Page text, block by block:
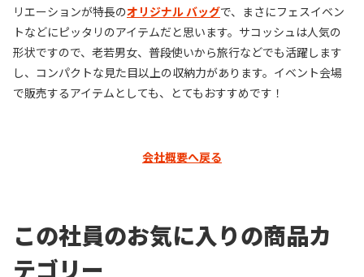
リエーションが特長のオリジナル バッグで、まさにフェスイベン
トなどにピッタリのアイテムだと思います。サコッシュは人気の
形状ですので、老若男女、普段使いから旅行などでも活躍します
し、コンパクトな見た目以上の収納力があります。イベント会場
で販売するアイテムとしても、とてもおすすめです！
会社概要へ戻る
この社員のお気に入りの商品カ
テゴリー